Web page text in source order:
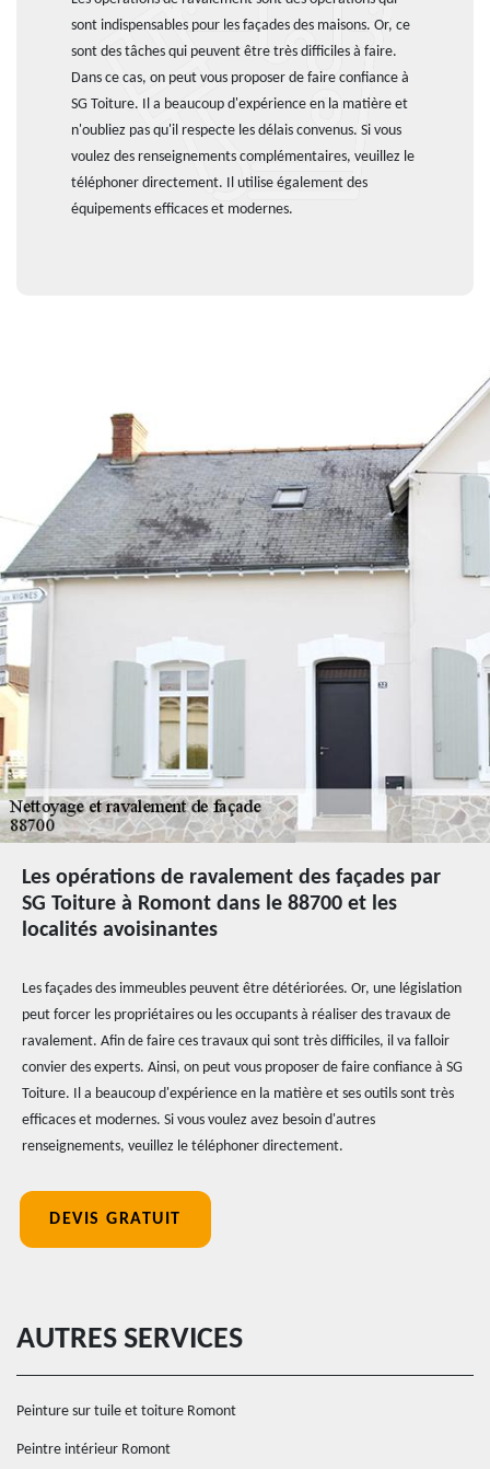
sont indispensables pour les façades des maisons. Or, ce
sont des tâches qui peuvent être très difficiles à faire.
Dans ce cas, on peut vous proposer de faire confiance à
SG Toiture. Il a beaucoup d'expérience en la matière et
n'oubliez pas qu'il respecte les délais convenus. Si vous
voulez des renseignements complémentaires, veuillez le
téléphoner directement. Il utilise également des
équipements efficaces et modernes.
Les opérations de ravalement des façades par
SG Toiture à Romont dans le 88700 et les
localités avoisinantes
Les façades des immeubles peuvent être détériorées. Or, une législation
peut forcer les propriétaires ou les occupants à réaliser des travaux de
ravalement. Afin de faire ces travaux qui sont très difficiles, il va falloir
convier des experts. Ainsi, on peut vous proposer de faire confiance à SG
Toiture. Il a beaucoup d'expérience en la matière et ses outils sont très
efficaces et modernes. Si vous voulez avez besoin d'autres
renseignements, veuillez le téléphoner directement.
DEVIS GRATUIT
AUTRES SERVICES
Peinture sur tuile et toiture Romont
Peintre intérieur Romont